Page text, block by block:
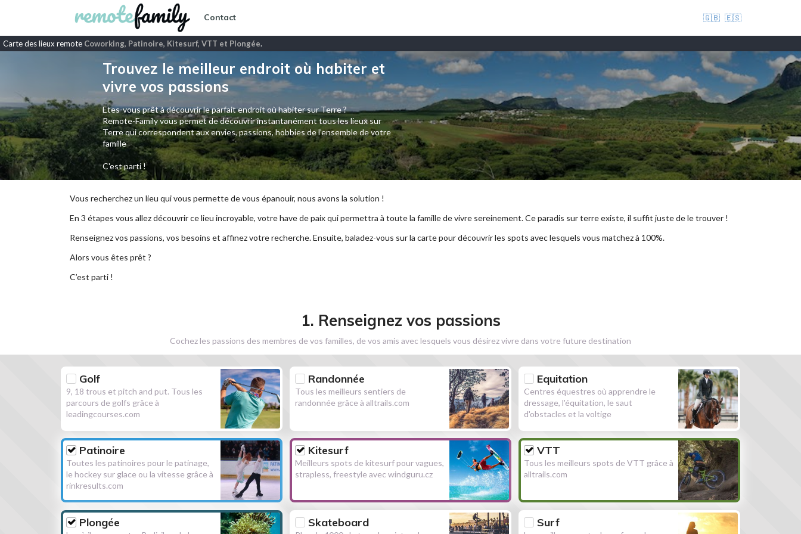
Contact 🇬🇧 🇪🇸
Carte des lieux remote Coworking, Patinoire, Kitesurf, VTT et Plongée.
Trouvez le meilleur endroit où habiter et
vivre vos passions
Etes-vous prêt à découvrir le parfait endroit où habiter sur Terre ?
Remote-Family vous permet de découvrir instantanément tous les lieux sur
Terre qui correspondent aux envies, passions, hobbies de l’ensemble de votre
famille
C'est parti !
Vous recherchez un lieu qui vous permette de vous épanouir, nous avons la solution !
En 3 étapes vous allez découvrir ce lieu incroyable, votre have de paix qui permettra à toute la famille de vivre sereinement. Ce paradis sur terre existe, il suffit juste de le trouver !
Renseignez vos passions, vos besoins et affinez votre recherche. Ensuite, baladez-vous sur la carte pour découvrir les spots avec lesquels vous matchez à 100%.
Alors vous êtes prêt ?
C’est parti !
1. Renseignez vos passions
Cochez les passions des membres de vos familles, de vos amis avec lesquels vous désirez vivre dans votre future destination
Golf
9, 18 trous et pitch and put. Tous les
parcours de golfs grâce à
leadingcourses.com
Randonnée
Tous les meilleurs sentiers de
randonnée grâce à alltrails.com
Equitation
Centres équestres où apprendre le
dressage, l'équitation, le saut
d'obstacles et la voltige
Patinoire
Toutes les patinoires pour le patinage,
le hockey sur glace ou la vitesse grâce à
rinkresults.com
Kitesurf
Meilleurs spots de kitesurf pour vagues,
strapless, freestyle avec windguru.cz
VTT
Tous les meilleurs spots de VTT grâce à
alltrails.com
Plongée Skateboard Surf